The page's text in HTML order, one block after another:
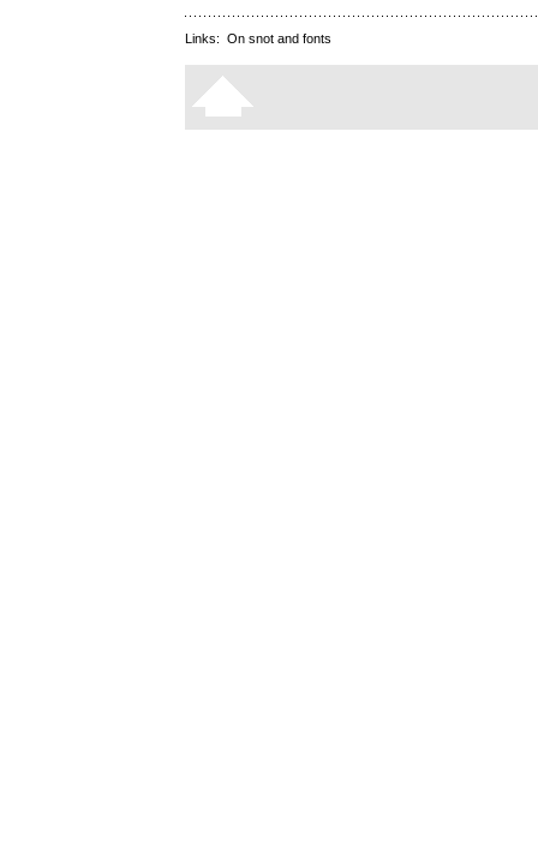
Links: On snot and fonts